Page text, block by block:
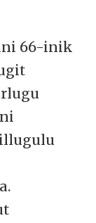
66-inik